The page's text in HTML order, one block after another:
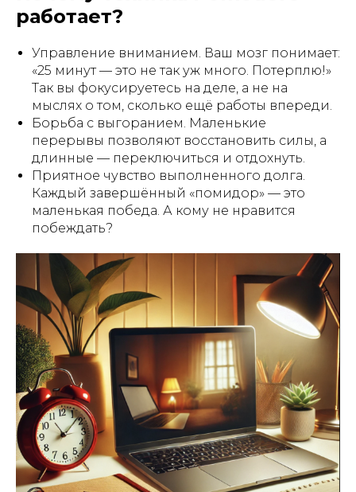
работает?
Управление вниманием. Ваш мозг понимает:
«25 минут — это не так уж много. Потерплю!»
Так вы фокусируетесь на деле, а не на
мыслях о том, сколько ещё работы впереди.
Борьба с выгоранием. Маленькие
перерывы позволяют восстановить силы, а
длинные — переключиться и отдохнуть.
Приятное чувство выполненного долга.
Каждый завершённый «помидор» — это
маленькая победа. А кому не нравится
побеждать?